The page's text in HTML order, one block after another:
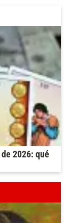
2026: qué